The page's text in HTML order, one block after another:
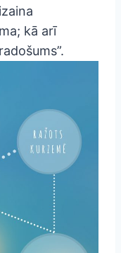
kā arī